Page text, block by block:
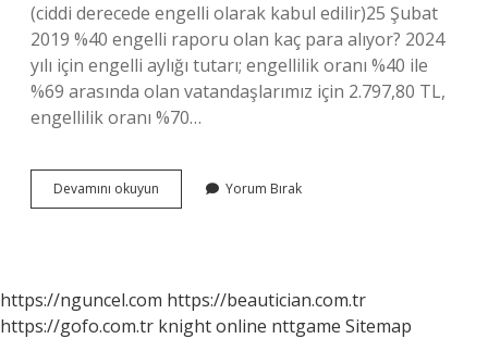
(ciddi derecede engelli olarak kabul edilir)25 Şubat
2019 %40 engelli raporu olan kaç para alıyor? 2024
yılı için engelli aylığı tutarı; engellilik oranı %40 ile
%69 arasında olan vatandaşlarımız için 2.797,80 TL,
engellilik oranı %70…
Devamını okuyun Özürlülük
Raporu
Yorum Bırak
https://nguncel.com https://beautician.com.tr
https://gofo.com.tr knight online nttgame Sitemap